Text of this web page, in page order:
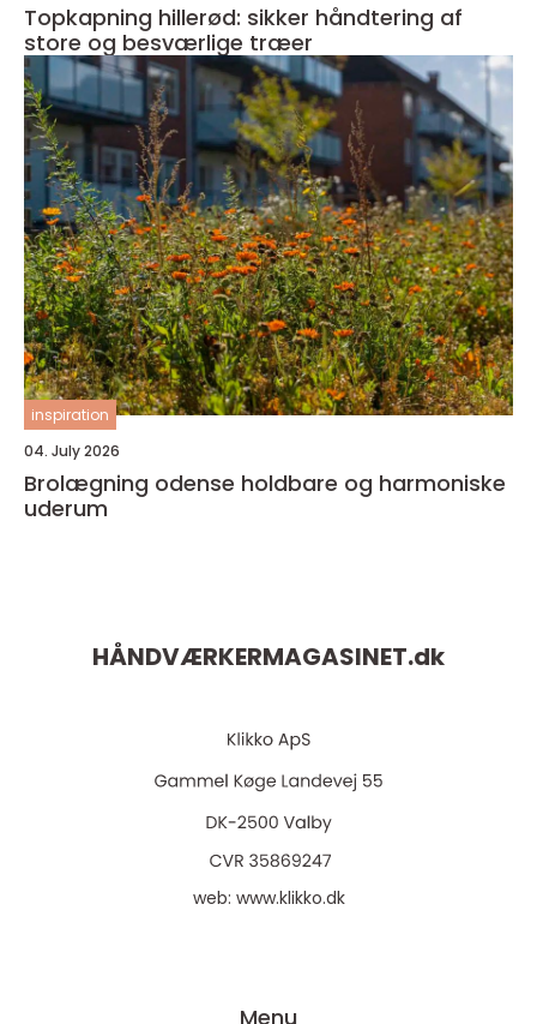
Topkapning hillerød: sikker håndtering af
store og besværlige træer
inspiration
04. July 2026
Brolægning odense holdbare og harmoniske
uderum
HÅNDVÆRKERMAGASINET.dk
web: www.klikko.dk
Menu